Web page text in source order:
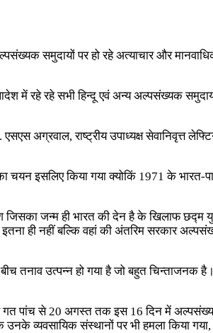
समुदायों पर हो रहे अत्याचार और
में रहे रहे सभी हिन्दू एवं अन्य अल्पसंख्यक
अग्रवाल, राष्ट्रीय उपाध्यक्ष सेवानिवृत्त
चयन इसलिए किया गया क्योकिं 1971 के
जन्म ही भारत की देन है के खिलाफ छद्म
इतना ही नहीं बल्कि वहां की अंतरिम सरकार
तनाव उत्पन्न हो गया है जो बहुत चिन्ताजनक
गत पांच से 20 अगस्त तक इस 16 दिन में
व्यवसायिक संस्थानों पर भी हमला किया